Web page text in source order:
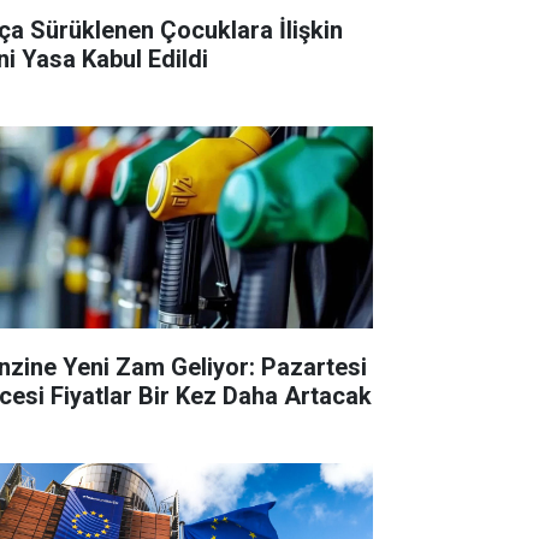
Sürüklenen Çocuklara İlişkin
Yasa Kabul Edildi
Yeni Zam Geliyor: Pazartesi
Fiyatlar Bir Kez Daha Artacak